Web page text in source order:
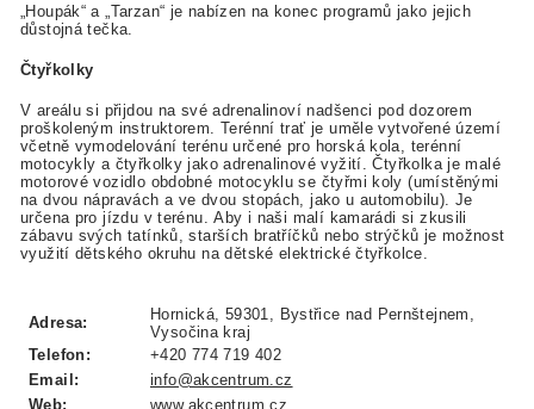
„Houpák“ a „Tarzan“ je nabízen na konec programů jako jejich
důstojná tečka.
Čtyřkolky
V areálu si přijdou na své adrenalinoví nadšenci pod dozorem
proškoleným instruktorem. Terénní trať je uměle vytvořené území
včetně vymodelování terénu určené pro horská kola, terénní
motocykly a čtyřkolky jako adrenalinové vyžití. Čtyřkolka je malé
motorové vozidlo obdobné motocyklu se čtyřmi koly (umístěnými
na dvou nápravách a ve dvou stopách, jako u automobilu). Je
určena pro jízdu v terénu. Aby i naši malí kamarádi si zkusili
zábavu svých tatínků, starších bratříčků nebo strýčků je možnost
využití dětského okruhu na dětské elektrické čtyřkolce.
Adresa:
Hornická, 59301, Bystřice nad Pernštejnem,
Vysočina kraj
Telefon:
+420 774 719 402
Email:
info@akcentrum.cz
Web:
www.akcentrum.cz